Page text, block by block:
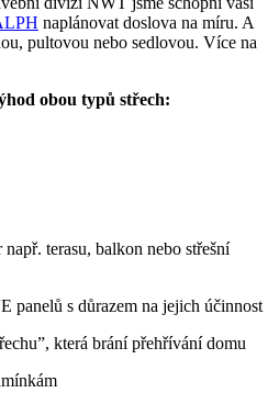
naplánovat doslova na míru. A
pultovou nebo sedlovou. Více na
obou typů střech:
terasu, balkon nebo střešní
panelů s důrazem na jejich účinnost
která brání přehřívání domu